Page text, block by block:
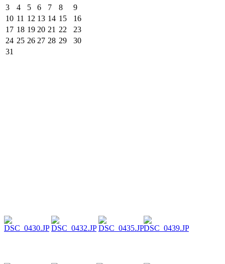
3
4 5 6 7 8
9
10 11 12 13 14 15
16
17 18 19 20 21 22
23
24 25 26 27 28 29
30
31